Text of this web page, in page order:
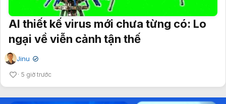
AI thiết kế virus mới chưa từng có: Lo
ngại về viễn cảnh tận thế
Jinu ✔
5 giờ trước